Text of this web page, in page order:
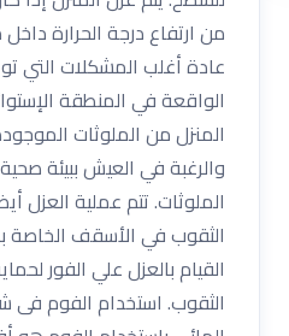
من ارتفاع درجة الحرارة
عادة أغلب المشكلات التي
الواقعة في المنطقة
المنزل من الملوثات
والرغبة في العيش ببيئة
الملوثات. تتم عملية العزل
الثقوب في الأسقف الخاصة
القيام بالعزل علي الفور
الثقوب. استخدام الفوم فى